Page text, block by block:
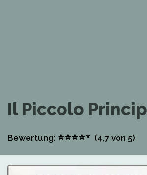
Il Piccolo
Bewertung: ⭐⭐⭐⭐⭐(4,7 von 5)